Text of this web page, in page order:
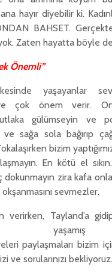
hayır diyebilir ki.
BAHSET.
Zaten hayatta böyle
Önemli”
yaşayanlar
çok önem verir.
gülümseyin ve
ve sağa sola bağırıp
bizim
En kötü el
dokunmayın zira kafa
okşanmasını sevmezler.
verirken, Tayland’a
paylaşmaları bizim
ve sorularınızı bekliyoruz.